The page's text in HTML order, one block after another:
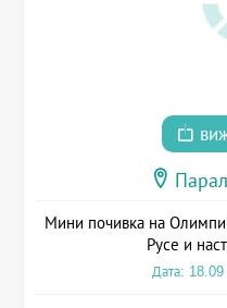
Мини почивка на
Русе и
Дата: 18.09